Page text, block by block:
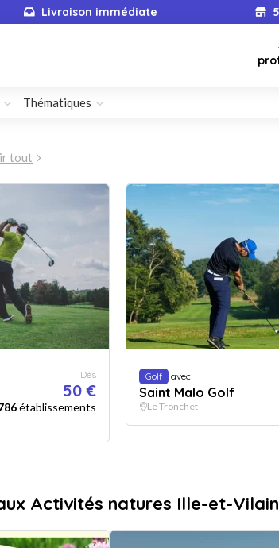
Livraison immédiate
Thématiques
tout
Dès
50 €
établissements
Golf avec
Saint Malo Golf
Le Tronchet
Activités natures Ille-et-